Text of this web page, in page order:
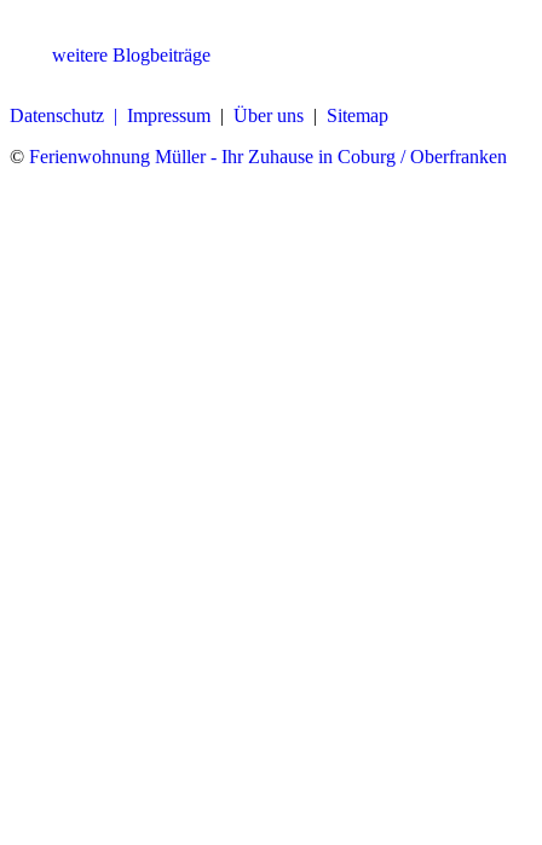
weitere Blogbeiträge
Datenschutz | Impressum | Über uns | Sitemap
© Ferienwohnung Müller - Ihr Zuhause in Coburg / Oberfranken